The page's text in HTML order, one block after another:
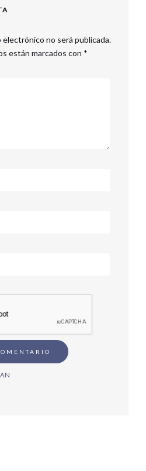
no será publicada.
están marcados con *